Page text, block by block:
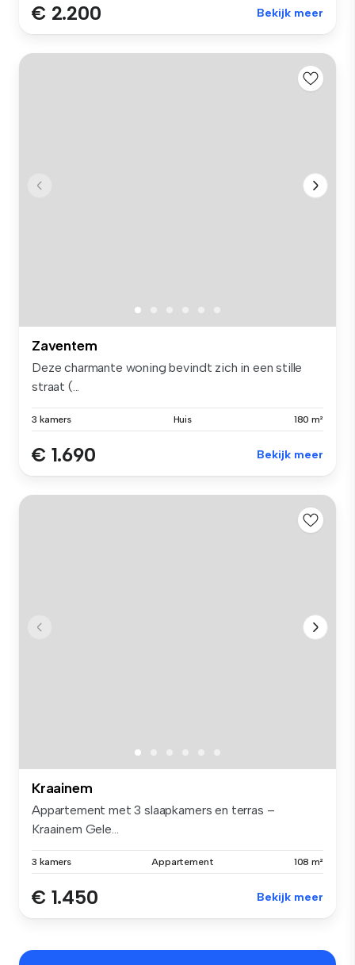
€ 2.200 Bekijk meer
Zaventem
Deze charmante woning bevindt zich in een stille
straat (...
3 kamers Huis 180 m²
€ 1.690 Bekijk meer
Kraainem
Appartement met 3 slaapkamers en terras –
Kraainem Gele...
3 kamers Appartement 108 m²
€ 1.450 Bekijk meer